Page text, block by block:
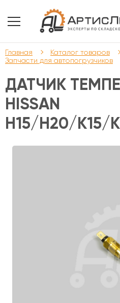
Главная
Каталог товаров
Запчасти для автопогрузчиков
ДАТЧИК
HISSAN
H15/H20/K15/